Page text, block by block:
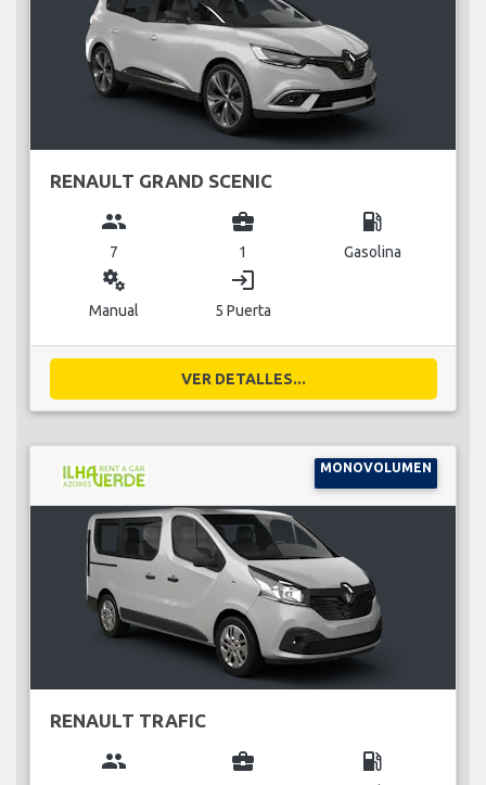
RENAULT GRAND SCENIC
group
7
business_center
1
local_gas_station
Gasolina
miscellaneous_services
Manual
login
5 Puerta
VER DETALLES...
MONOVOLUMEN
RENAULT TRAFIC
group business_center local_gas_station